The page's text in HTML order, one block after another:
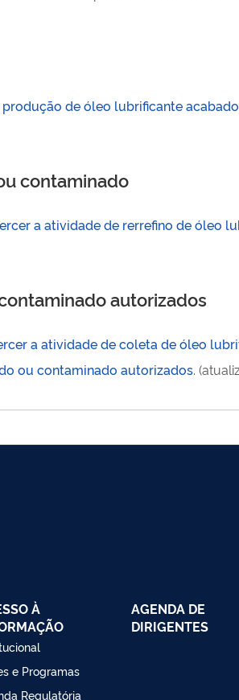
de óleo lubrificante acabado
contaminado
a atividade de rerrefino de óleo
autorizados
a atividade de coleta de óleo
ou contaminado autorizados.
À
e Programas
Regulatória
AGENDA DE
DIRIGENTES